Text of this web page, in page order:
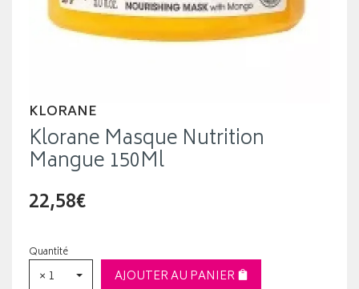
KLORANE
Klorane Masque Nutrition
Mangue 150Ml
22,58€
Quantité
× 1
AJOUTER AU PANIER